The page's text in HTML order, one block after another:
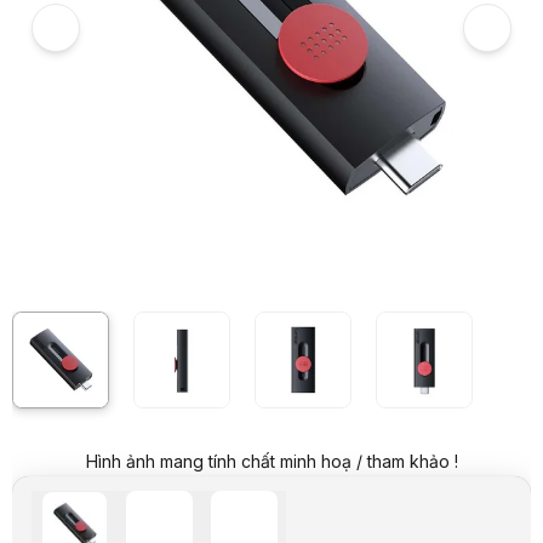
Giá mua trả góp (6 tháng):
41.500 VND / tháng
Trả góp qua thẻ VISA (12 tháng): 20.750 VND / tháng
Giá đã bao gồm VAT
Mua trả góp 0%
Dung lượng
Giao tiếp
USB 3.2 Gen 1 Type-C
Tốc độ
Đọc: 130MB/s
Tương thích
Android, PC, Mac OS, IOS
Kích thước
101.6 x 139.7 mm
Mô tả sản phẩm
USB Lexar JumpDrive D300 64GB LJDD300064G-BNBNG là một
Dung lượng 64GB - Lưu trữ dữ liệu không giới hạn
USB Lexar JumpDrive D300 có dung lượng lưu trữ 64GB, đủ để
Hình ảnh mang tính chất minh hoạ / tham khảo !